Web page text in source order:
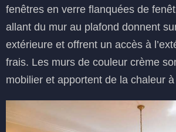
fenêtres en verre flanquées de
allant du mur au plafond donnent
extérieure et offrent un accès à
frais. Les murs de couleur crème
mobilier et apportent de la chaleur à